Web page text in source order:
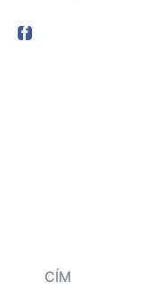
CÍM